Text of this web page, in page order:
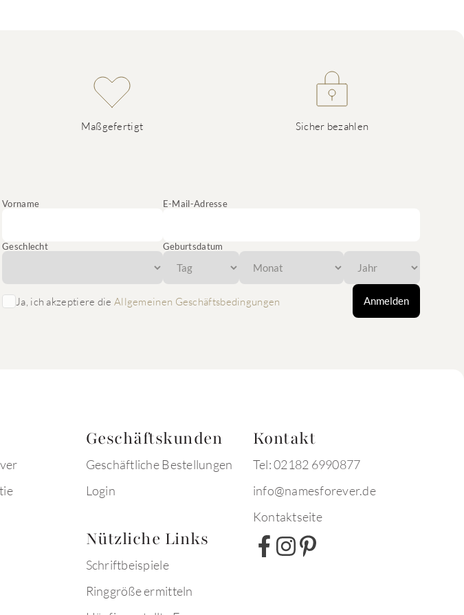
Maßgefertigt Sicher bezahlen
Vorname E-Mail-Adresse
Geschlecht Geburtsdatum
Ja, ich akzeptiere die Allgemeinen Geschäftsbedingungen Anmelden
Geschäftskunden
Geschäftliche Bestellungen
Login
Nützliche Links
Schriftbeispiele
Ringgröße ermitteln
Kontakt
Tel: 02182 6990877
info@namesforever.de
Kontaktseite